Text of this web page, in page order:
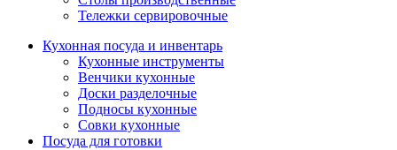
Тележки сервировочные
Кухонная посуда и инвентарь
Кухонные инструменты
Венчики кухонные
Доски разделочные
Подносы кухонные
Совки кухонные
Посуда для готовки